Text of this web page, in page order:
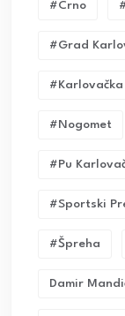
#crno
#grad
#nogomet
#pu
#sportski
#Špreha
Damir